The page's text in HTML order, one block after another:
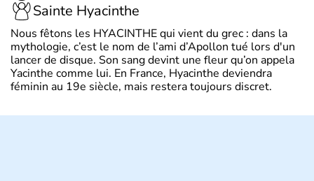
Sainte Hyacinthe
Nous fêtons les HYACINTHE qui vient du grec : dans la
mythologie, c’est le nom de l’ami d’Apollon tué lors d'un
lancer de disque. Son sang devint une fleur qu’on appela
Yacinthe comme lui. En France, Hyacinthe deviendra
féminin au 19e siècle, mais restera toujours discret.